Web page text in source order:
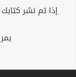
إذا تم نشر